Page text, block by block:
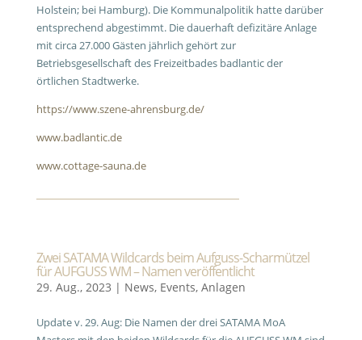
Holstein; bei Hamburg). Die Kommunalpolitik hatte darüber
entsprechend abgestimmt. Die dauerhaft defizitäre Anlage
mit circa 27.000 Gästen jährlich gehört zur
Betriebsgesellschaft des Freizeitbades badlantic der
örtlichen Stadtwerke.
https://www.szene-ahrensburg.de/
www.badlantic.de
www.cottage-sauna.de
Zwei SATAMA Wildcards beim Aufguss-Scharmützel
für AUFGUSS WM – Namen veröffentlicht
29. Aug., 2023 | News, Events, Anlagen
Update v. 29. Aug: Die Namen der drei SATAMA MoA